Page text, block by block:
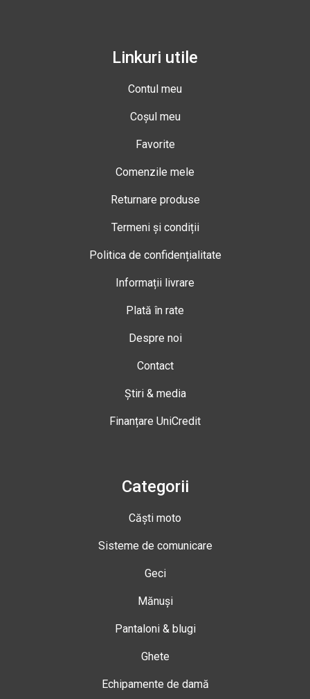
Linkuri utile
Contul meu
Coșul meu
Favorite
Comenzile mele
Returnare produse
Termeni și condiții
Politica de confidențialitate
Informații livrare
Plată în rate
Despre noi
Contact
Știri & media
Finanțare UniCredit
Categorii
Căști moto
Sisteme de comunicare
Geci
Mănuși
Pantaloni & blugi
Ghete
Echipamente de damă